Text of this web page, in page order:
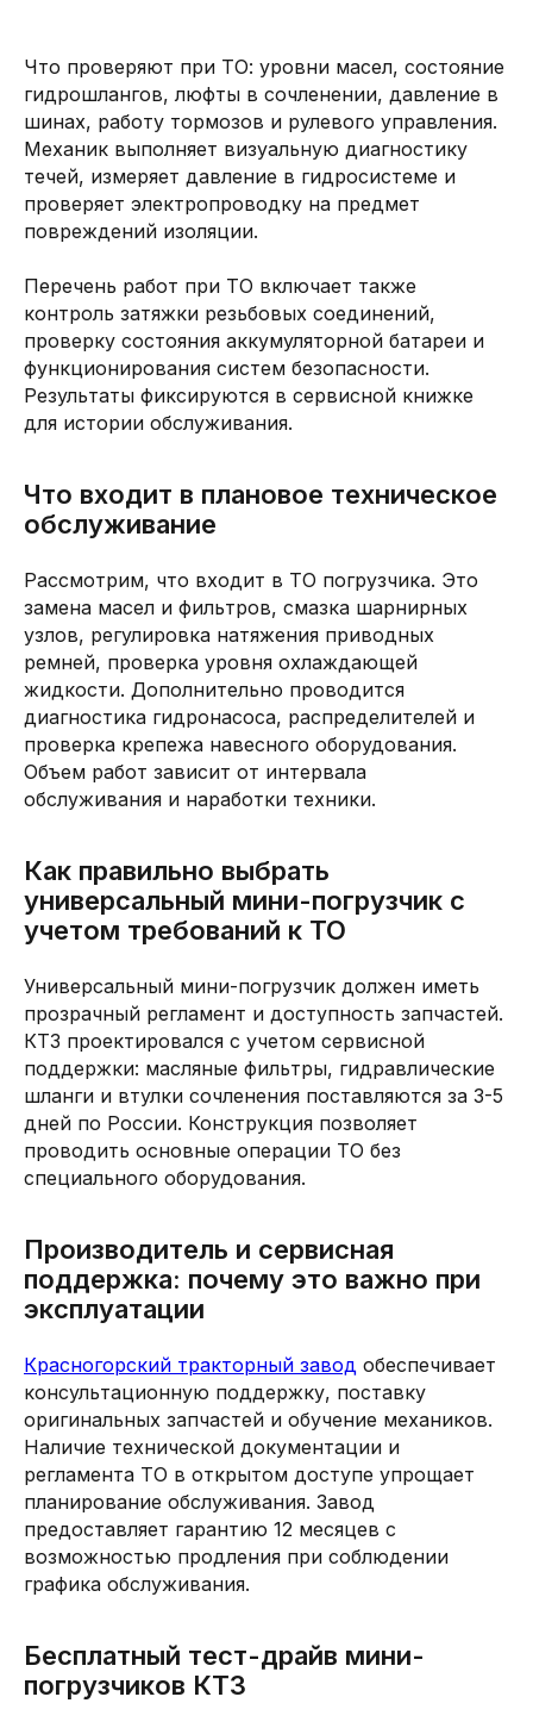
Что проверяют при ТО: уровни масел, состояние
гидрошлангов, люфты в сочленении, давление в
шинах, работу тормозов и рулевого управления.
Механик выполняет визуальную диагностику
течей, измеряет давление в гидросистеме и
проверяет электропроводку на предмет
повреждений изоляции.
Перечень работ при ТО включает также
контроль затяжки резьбовых соединений,
проверку состояния аккумуляторной батареи и
функционирования систем безопасности.
Результаты фиксируются в сервисной книжке
для истории обслуживания.
Что входит в плановое техническое
обслуживание
Рассмотрим, что входит в ТО погрузчика. Это
замена масел и фильтров, смазка шарнирных
узлов, регулировка натяжения приводных
ремней, проверка уровня охлаждающей
жидкости. Дополнительно проводится
диагностика гидронасоса, распределителей и
проверка крепежа навесного оборудования.
Объем работ зависит от интервала
обслуживания и наработки техники.
Как правильно выбрать
универсальный мини-погрузчик с
учетом требований к ТО
Универсальный мини-погрузчик должен иметь
прозрачный регламент и доступность запчастей.
КТЗ проектировался с учетом сервисной
поддержки: масляные фильтры, гидравлические
шланги и втулки сочленения поставляются за 3-5
дней по России. Конструкция позволяет
проводить основные операции ТО без
специального оборудования.
Производитель и сервисная
поддержка: почему это важно при
эксплуатации
Красногорский тракторный завод обеспечивает
консультационную поддержку, поставку
оригинальных запчастей и обучение механиков.
Наличие технической документации и
регламента ТО в открытом доступе упрощает
планирование обслуживания. Завод
предоставляет гарантию 12 месяцев с
возможностью продления при соблюдении
графика обслуживания.
Бесплатный тест-драйв мини-
погрузчиков КТЗ